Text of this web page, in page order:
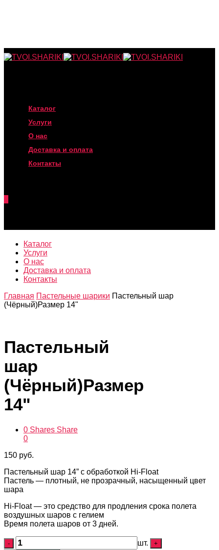
Каталог
Услуги
О нас
Доставка и оплата
Контакты
Каталог
Услуги
О нас
Доставка и оплата
Контакты
Главная Пастельные шарики Пастельный шар
(Чёрный)Размер 14"
Пастельный
шар
(Чёрный)Размер
14"
0 Shares Share
0
150 руб.
Пастельный шар 14” c обработкой Hi-Float
Пастель — плотный, не прозрачный, насыщенный цвет
шара
Hi-Float — это средство для продления срока полета
воздушных шаров с гелием
Время полета шаров от 3 дней.
шт.